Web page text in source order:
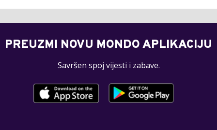
PREUZMI NOVU MONDO APLIKACIJU
Savršen spoj vijesti i zabave.